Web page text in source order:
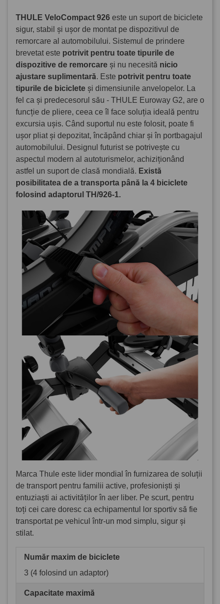
THULE VeloCompact 926 este un suport de biciclete
sigur, stabil și ușor de montat pe dispozitivul de
remorcare al automobilului. Sistemul de prindere
brevetat este potrivit pentru toate tipurile de
dispozitive de remorcare și nu necesită nicio
ajustare suplimentară. Este potrivit pentru toate
tipurile de biciclete și dimensiunile anvelopelor. La
fel ca și predecesorul său - THULE Euroway G2, are o
funcție de pliere, ceea ce îl face soluția ideală pentru
excursia ușis. Când suportul nu este folosit, poate fi
ușor pliat și depozitat, încăpând chiar și în portbagajul
automobilului. Designul futurist se potrivește cu
aspectul modern al autoturismelor, achiziționând
astfel un suport de clasă mondială. Există
posibilitatea de a transporta până la 4 biciclete
folosind adaptorul TH/926-1.
Marca Thule este lider mondial în furnizarea de soluții
de transport pentru familii active, profesioniști și
entuziaști ai activităților în aer liber. Pe scurt, pentru
toți cei care doresc ca echipamentul lor sportiv să fie
transportat pe vehicul într-un mod simplu, sigur și
stilat.
Număr maxim de biciclete
3 (4 folosind un adaptor)
Capacitate maximă